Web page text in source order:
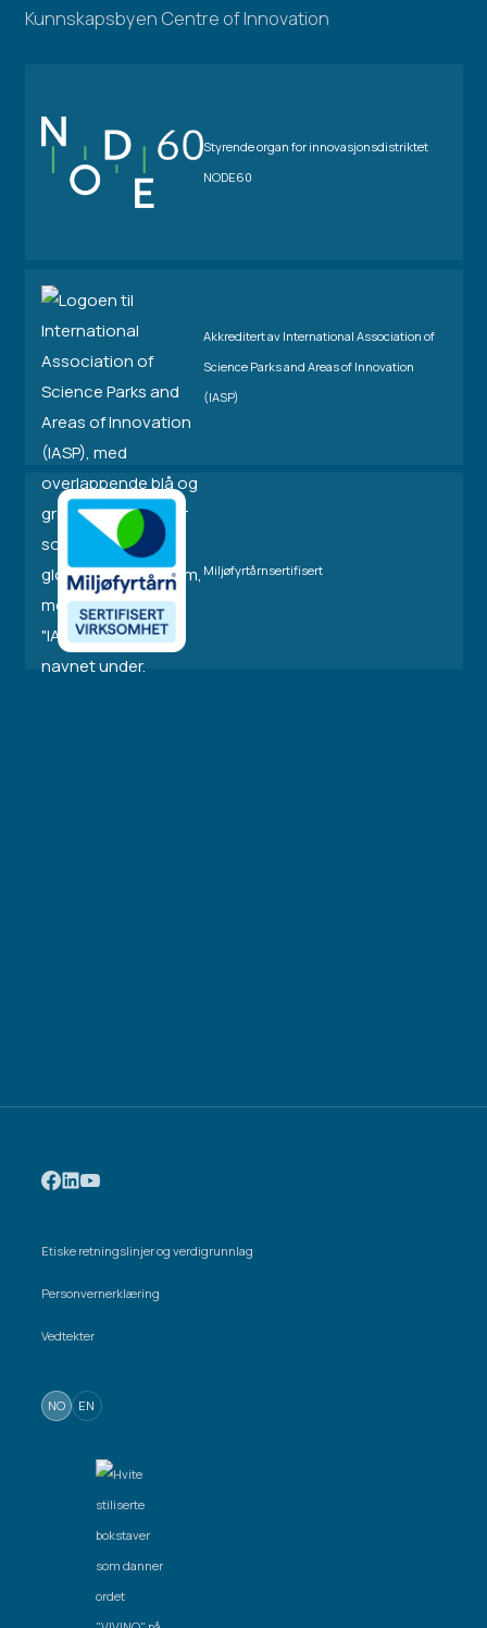
Kunnskapsbyen Centre of Innovation
Styrende organ for innovasjonsdistriktet
NODE60
Akkreditert av International Association of
Science Parks and Areas of Innovation
(IASP)
Miljøfyrtårnsertifisert
Etiske retningslinjer og verdigrunnlag
Personvernerklæring
Vedtekter
NO EN